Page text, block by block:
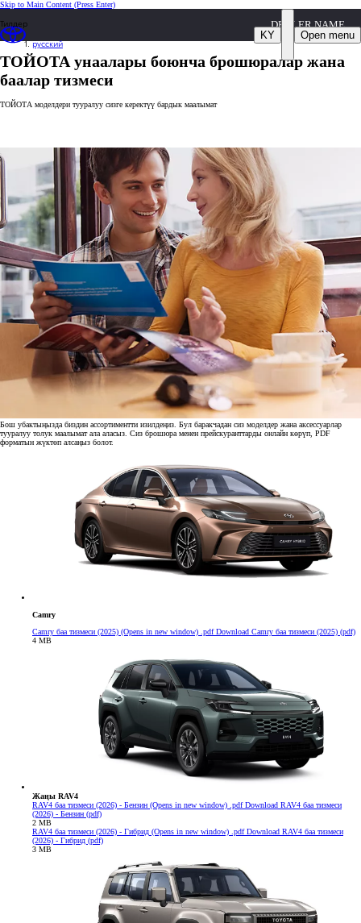
Skip to Main Content (Press Enter)
DEALER NAME
KY
Тилдер
русский
Open menu
ТОЙОТА унаалары боюнча брошюралар жана
баалар тизмеси
ТОЙОТА моделдери тууралуу сизге керектүү бардык маалымат
Бош убактыңызда биздин ассортиментти изилдеңиз. Бул баракчадан сиз моделдер жана аксессуарлар
тууралуу толук маалымат ала аласыз. Сиз брошюра менен прейскуранттарды онлайн көрүп, PDF
форматын жүктөп алсаңыз болот.
Camry
Camry баа тизмеси (2025) (Opens in new window) .pdfDownload Camry баа тизмеси (2025) (pdf)
4 MB
Жаңы RAV4
RAV4 баа тизмеси (2026) - Бензин (Opens in new window) .pdfDownload RAV4 баа тизмеси
(2026) - Бензин (pdf)
2 MB
RAV4 баа тизмеси (2026) - Гибрид (Opens in new window) .pdfDownload RAV4 баа тизмеси
(2026) - Гибрид (pdf)
3 MB